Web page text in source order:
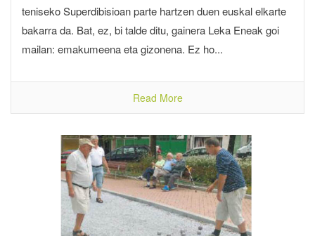
teniseko Superdibisioan parte hartzen duen euskal elkarte
bakarra da. Bat, ez, bi talde ditu, gainera Leka Eneak goi
mailan: emakumeena eta gizonena. Ez ho...
Read More